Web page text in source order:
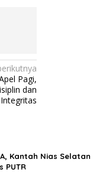
Pagi,
dan
Integritas
Kantah Nias Selatan
PUTR